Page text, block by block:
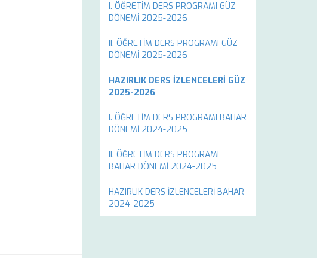
I. ÖĞRETİM DERS PROGRAMI GÜZ
DÖNEMİ 2025-2026
II. ÖĞRETİM DERS PROGRAMI GÜZ
DÖNEMİ 2025-2026
HAZIRLIK DERS İZLENCELERİ GÜZ
2025-2026
I. ÖĞRETİM DERS PROGRAMI BAHAR
DÖNEMİ 2024-2025
II. ÖĞRETİM DERS PROGRAMI
BAHAR DÖNEMİ 2024-2025
HAZIRLIK DERS İZLENCELERİ BAHAR
2024-2025